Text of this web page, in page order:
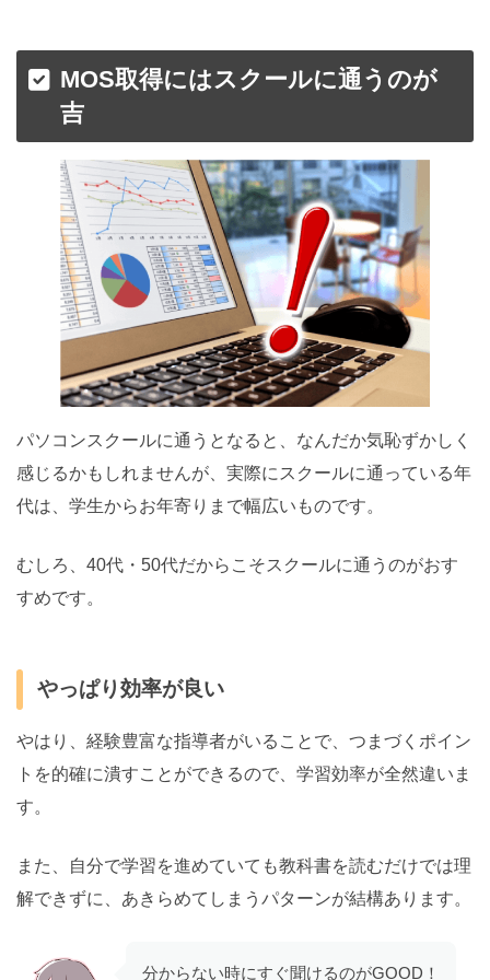
MOS取得にはスクールに通うのが
吉
パソコンスクールに通うとなると、なんだか気恥ずかしく
感じるかもしれませんが、実際にスクールに通っている年
代は、学生からお年寄りまで幅広いものです。
むしろ、40代・50代だからこそスクールに通うのがおす
すめです。
やっぱり効率が良い
やはり、経験豊富な指導者がいることで、つまづくポイン
トを的確に潰すことができるので、学習効率が全然違いま
す。
また、自分で学習を進めていても教科書を読むだけでは理
解できずに、あきらめてしまうパターンが結構あります。
分からない時にすぐ聞けるのがGOOD！